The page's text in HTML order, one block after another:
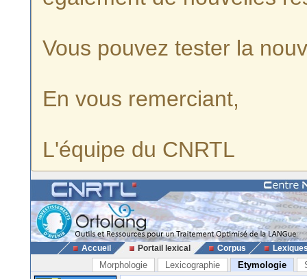
Vous pouvez tester la
En vous remerciant,
L'équipe du CNRTL
Accueil Portail lexical Corpus
Morphologie Lexicographie Etymologie